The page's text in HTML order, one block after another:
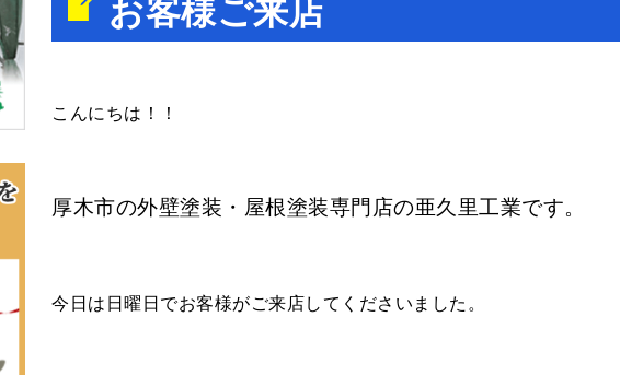
こんにちは！！
厚木市の外壁塗装・屋根塗装専門店の亜久里工業です。
今日は日曜日でお客様がご来店してくださいました。